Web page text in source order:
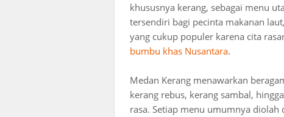
khususnya kerang, sebagai menu
tersendiri bagi pecinta makanan
yang cukup populer karena cita
bumbu khas Nusantara.
Medan Kerang menawarkan
kerang rebus, kerang sambal,
rasa. Setiap menu umumnya diolah